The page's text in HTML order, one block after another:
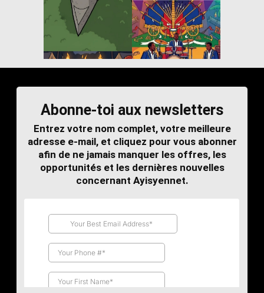
Abonne-toi aux newsletters
Entrez votre nom complet, votre meilleure
adresse e-mail, et cliquez pour vous abonner
afin de ne jamais manquer les offres, les
opportunités et les dernières nouvelles
concernant Ayisyennet.